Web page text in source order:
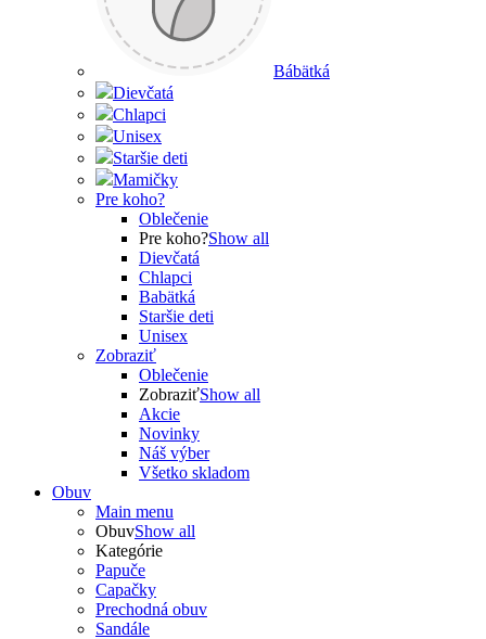
Bábätká
Dievčatá
Chlapci
Unisex
Staršie deti
Mamičky
Pre koho?
Oblečenie
Pre koho?Show all
Dievčatá
Chlapci
Babätká
Staršie deti
Unisex
Zobraziť
Oblečenie
ZobraziťShow all
Akcie
Novinky
Náš výber
Všetko skladom
Obuv
Main menu
ObuvShow all
Kategórie
Papuče
Capačky
Prechodná obuv
Sandále